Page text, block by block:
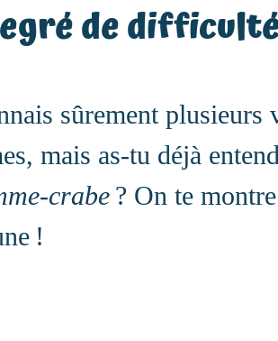
de
sûrement plusieurs
mais as-tu déjà
crabe ? On te
!